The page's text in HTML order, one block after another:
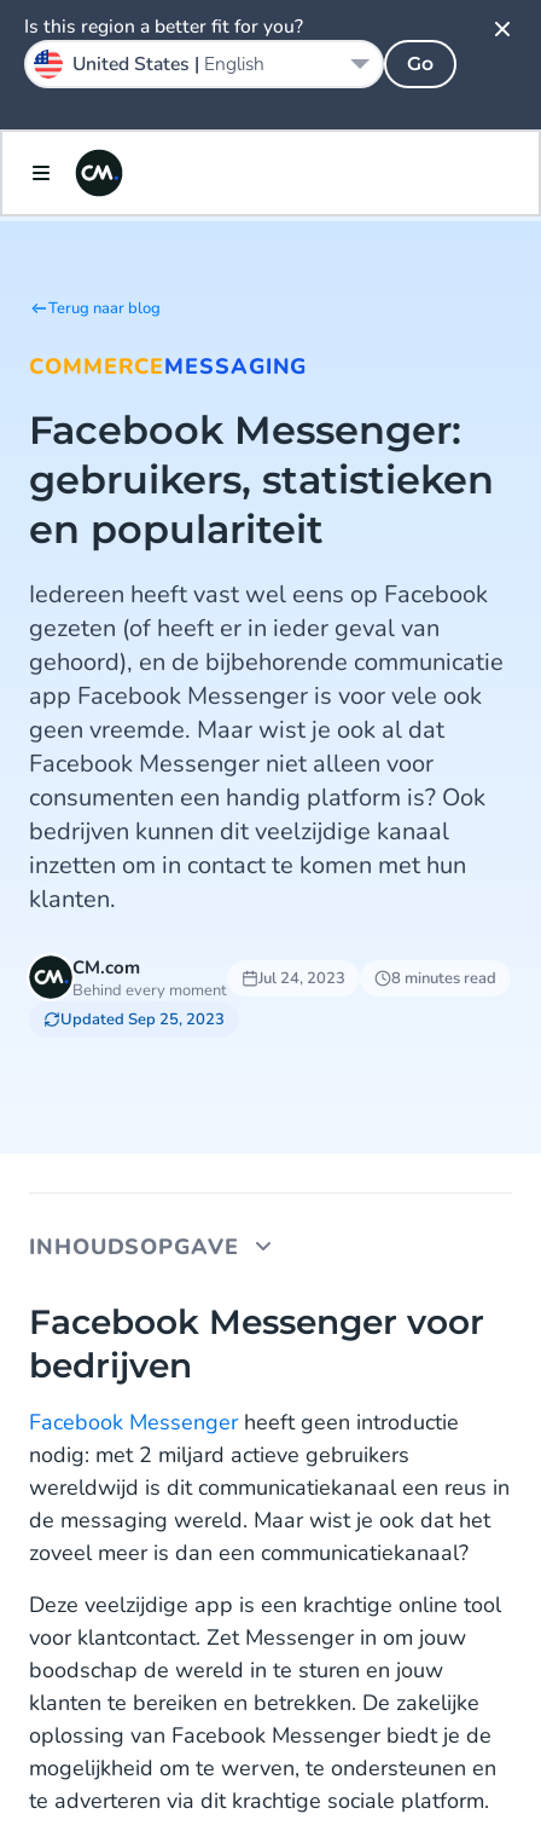
Terug naar blog
COMMERCEMESSAGING
Facebook Messenger:
gebruikers, statistieken
en populariteit
Iedereen heeft vast wel eens op Facebook
gezeten (of heeft er in ieder geval van
gehoord), en de bijbehorende communicatie
app Facebook Messenger is voor vele ook
geen vreemde. Maar wist je ook al dat
Facebook Messenger niet alleen voor
consumenten een handig platform is? Ook
bedrijven kunnen dit veelzijdige kanaal
inzetten om in contact te komen met hun
klanten.
CM.com
Behind every moment
Jul 24, 2023
8 minutes read
Updated Sep 25, 2023
INHOUDSOPGAVE
Facebook Messenger voor bedrijven
De voordelen van Facebook Messenger
Facebook Messenger marketing en service
Klantenservice
Marketing
Facebook Messenger gebruikers en satistieken
Facebook Messenger gebruikers: Millennials &
Gen X
Facebook Messenger gebruikers in de VS
Facebook Messenger gebruikers in Europa
Facebook Messenger gebruikers in Azië
Facebook Messenger voor
bedrijven
Facebook Messengerheeft geen introductie
nodig: met 2 miljard actieve gebruikers
wereldwijd is dit communicatiekanaal een reus in
de messaging wereld. Maar wist je ook dat het
zoveel meer is dan een communicatiekanaal?
Deze veelzijdige app is een krachtige online tool
voor klantcontact. Zet Messenger in om jouw
boodschap de wereld in te sturen en jouw
klanten te bereiken en betrekken. De zakelijke
oplossing van Facebook Messenger biedt je de
mogelijkheid om te werven, te ondersteunen en
te adverteren via dit krachtige sociale platform.
Is this region a better fit for you?
United States | English Go